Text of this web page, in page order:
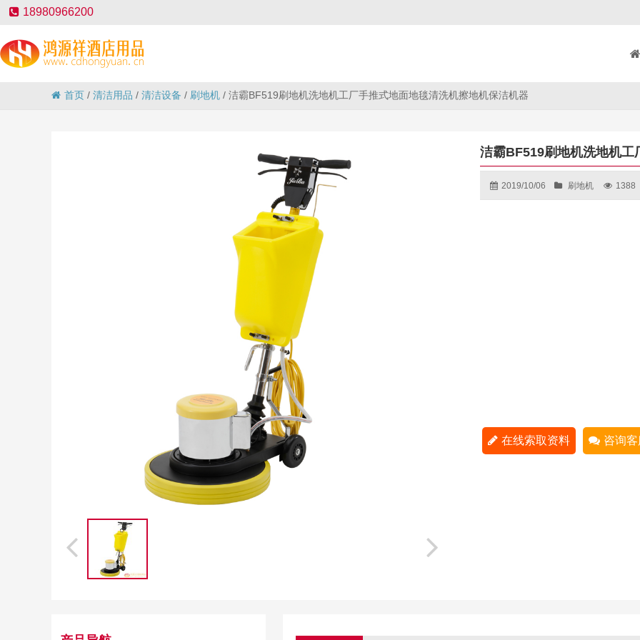
18980966200
首页 / 清洁用品 / 清洁设备 / 刷地机 / 洁霸BF519刷地机洗地机工厂手推式地面地毯清洗机擦地机保洁机器
洁霸BF519刷地机洗地机工
2019/10/06 刷地机 1388
在线索取资料 咨询